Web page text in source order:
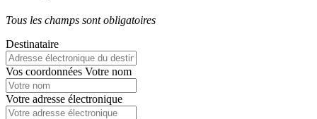
Tous les champs sont obligatoires
Destinataire
Vos coordonnées Votre nom
Votre adresse électronique